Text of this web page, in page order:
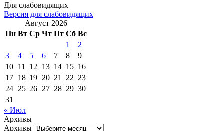
Для слабовидящих
Версия для слабовидящих
Август 2026
Пн Вт Ср Чт Пт Сб Вс
1
2
3
4 5 6 7 8
9
10 11 12 13 14 15 16
17 18 19 20 21 22 23
24 25 26 27 28 29 30
31
« Июл
Архивы
Архивы